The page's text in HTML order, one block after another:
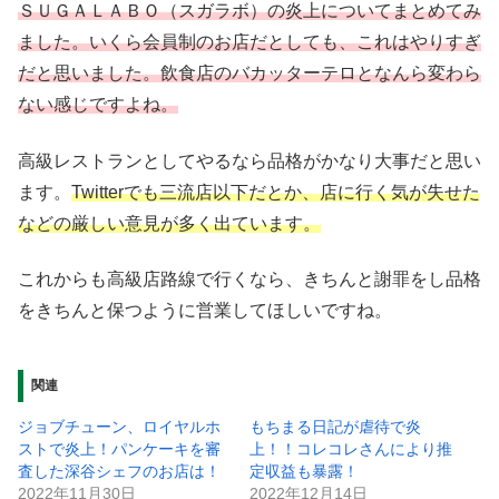
ＳＵＧＡＬＡＢＯ（スガラボ）の炎上についてまとめてみ
ました。いくら会員制のお店だとしても、これはやりすぎ
だと思いました。飲食店のバカッターテロとなんら変わら
ない感じですよね。
高級レストランとしてやるなら品格がかなり大事だと思い
ます。 Twitterでも三流店以下だとか、店に行く気が失せた
などの厳しい意見が多く出ています。
これからも高級店路線で行くなら、きちんと謝罪をし品格
をきちんと保つように営業してほしいですね。
関連
ジョブチューン、ロイヤルホ
ストで炎上！パンケーキを審
査した深谷シェフのお店は！
2022年11月30日
もちまる日記が虐待で炎
上！！コレコレさんにより推
定収益も暴露！
2022年12月14日